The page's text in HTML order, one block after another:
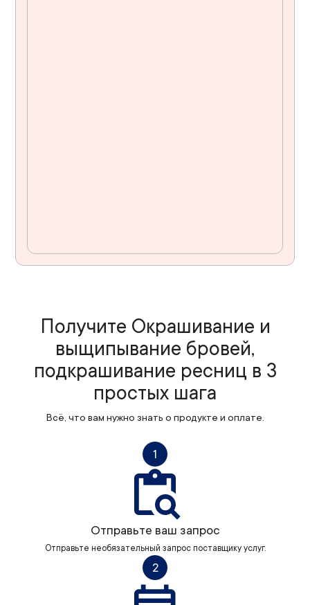
Получите Окрашивание и
выщипывание бровей,
подкрашивание ресниц в 3
простых шага
Всё, что вам нужно знать о продукте и оплате.
1
Отправьте ваш запрос
Отправьте необязательный запрос поставщику услуг.
2